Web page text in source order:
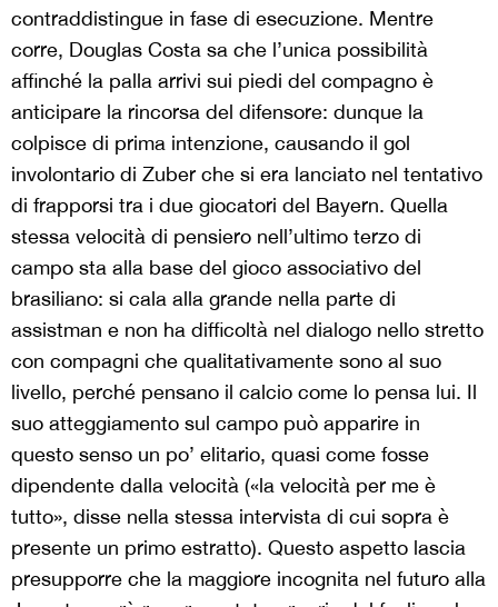
contraddistingue in fase di esecuzione. Mentre
corre, Douglas Costa sa che l’unica possibilità
affinché la palla arrivi sui piedi del compagno è
anticipare la rincorsa del difensore: dunque la
colpisce di prima intenzione, causando il gol
involontario di Zuber che si era lanciato nel tentativo
di frapporsi tra i due giocatori del Bayern. Quella
stessa velocità di pensiero nell’ultimo terzo di
campo sta alla base del gioco associativo del
brasiliano: si cala alla grande nella parte di
assistman e non ha difficoltà nel dialogo nello stretto
con compagni che qualitativamente sono al suo
livello, perché pensano il calcio come lo pensa lui. Il
suo atteggiamento sul campo può apparire in
questo senso un po’ elitario, quasi come fosse
dipendente dalla velocità («la velocità per me è
tutto», disse nella stessa intervista di cui sopra è
presente un primo estratto). Questo aspetto lascia
presupporre che la maggiore incognita nel futuro alla